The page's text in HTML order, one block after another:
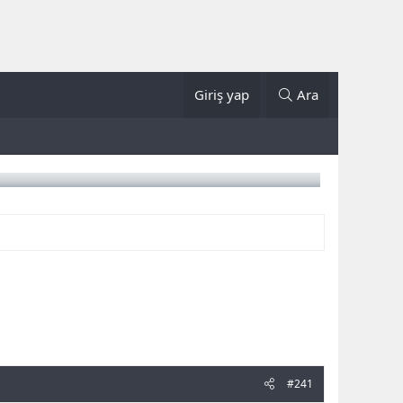
Giriş yap Ara
#241